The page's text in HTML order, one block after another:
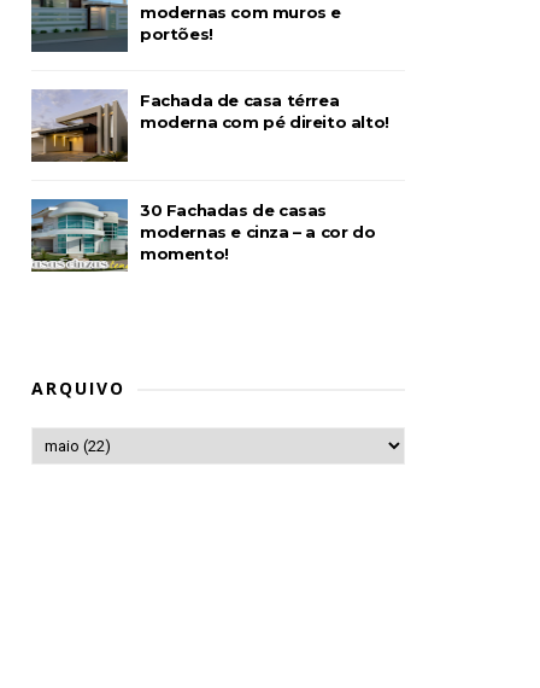
modernas com muros e
portões!
Fachada de casa térrea
moderna com pé direito alto!
30 Fachadas de casas
modernas e cinza – a cor do
momento!
ARQUIVO